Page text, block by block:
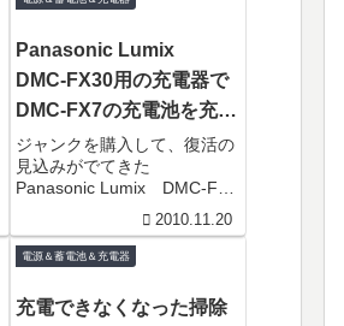
Panasonic Lumix
DMC-FX30用の充電器で
DMC-FX7の充電池を充電
するアダプタを作ってみ
る
ジャンクを購入して、復活の
見込みがでてきた
Panasonic Lumix DMC-FX7
ですが、充電器が無いために
テストができない。で今回
は、大急ぎでその辺に...
2010.11.20
電源＆蓄電池＆充電器
充電できなくなった掃除